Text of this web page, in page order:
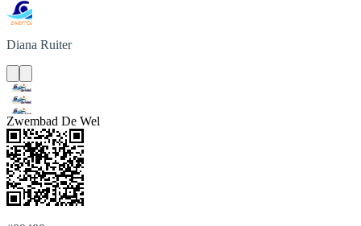
Diana Ruiter
Zwembad De Wel